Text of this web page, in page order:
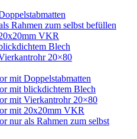
Rahmen zum selbst befüllen
VKR
Blech
20×80
mit Doppelstabmatten
mit blickdichtem Blech
mit Vierkantrohr 20×80
mit 20x20mm VKR
nur als Rahmen zum selbst